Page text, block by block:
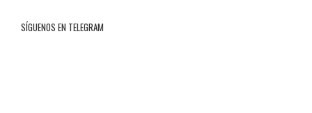
SÍGUENOS EN TELEGRAM